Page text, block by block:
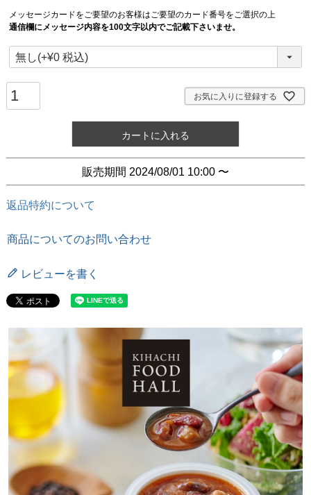
メッセージカードをご要望のお客様はご要望のカード番号をご選択の上
通信欄にメッセージ内容を100文字以内でご記載下さいませ。
お気に入りに登録する
カートに入れる
販売期間 2024/08/01 10:00 〜
返品特約について
商品についてのお問い合わせ
レビューを書く